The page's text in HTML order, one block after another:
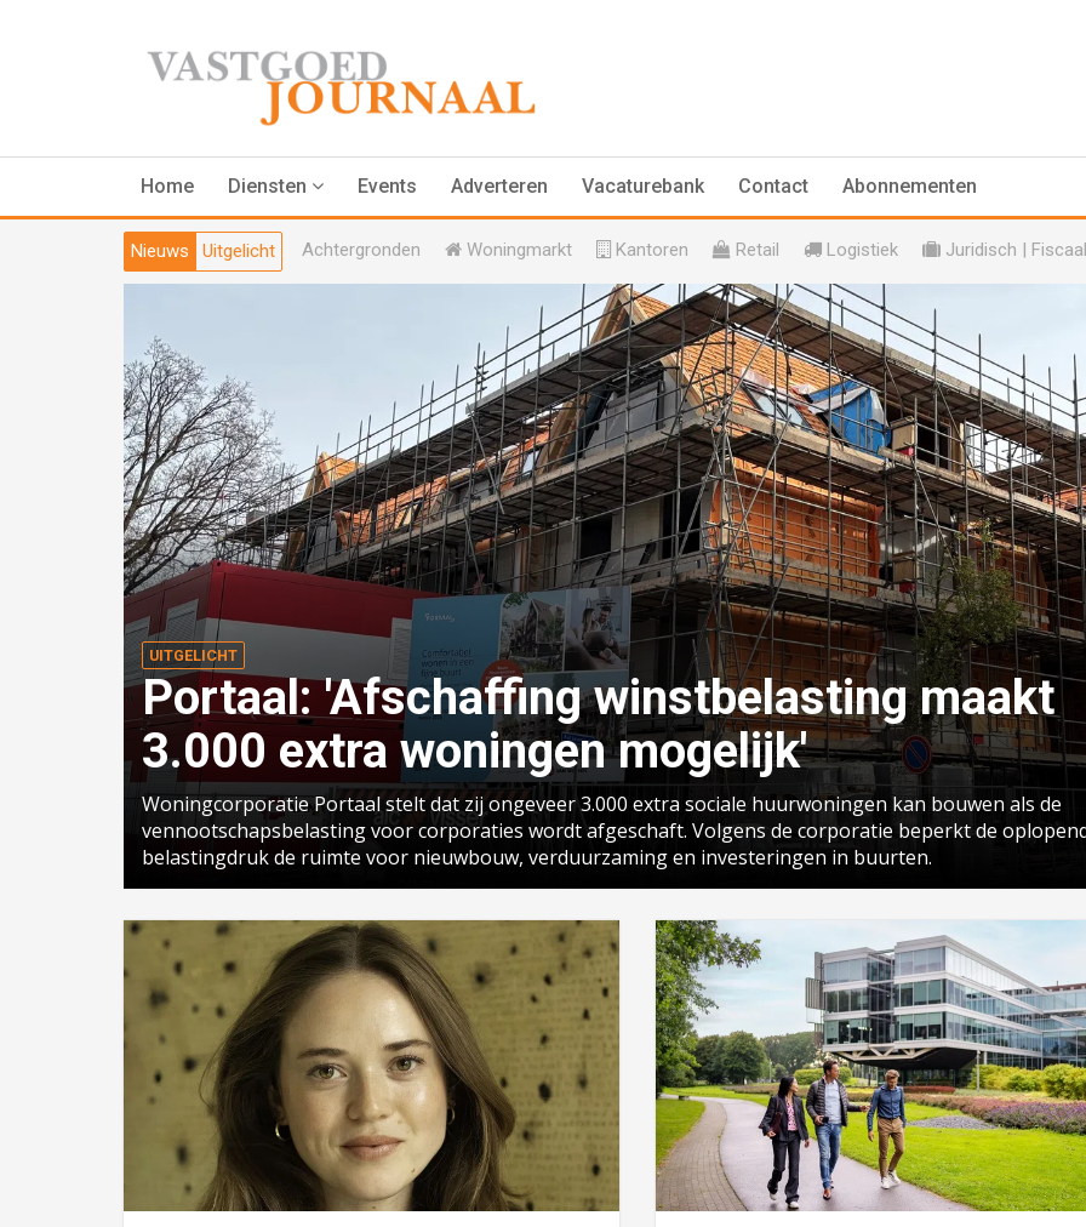
Home Diensten Events Adverteren Vacaturebank Contact Abonnementen
Nieuws Uitgelicht Achtergronden Woningmarkt Kantoren Retail Logistiek Juridisch | Fiscaal
UITGELICHT
Portaal: 'Afschaffing winstbelasting maakt
3.000 extra woningen mogelijk'
Woningcorporatie Portaal stelt dat zij ongeveer 3.000 extra sociale huurwoningen kan bouwen als de
vennootschapsbelasting voor corporaties wordt afgeschaft. Volgens de corporatie beperkt de
belastingdruk de ruimte voor nieuwbouw, verduurzaming en investeringen in buurten.